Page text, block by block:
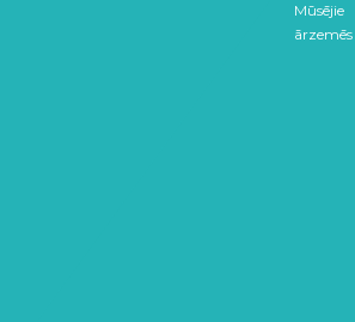
Mūsējie
ārzemēs